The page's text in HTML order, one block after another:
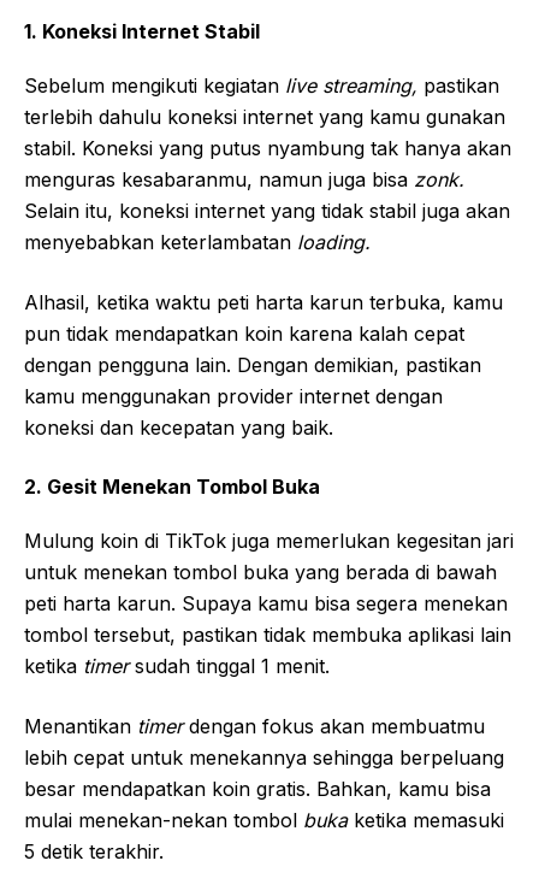
1. Koneksi Internet Stabil
Sebelum mengikuti kegiatan live streaming, pastikan
terlebih dahulu koneksi internet yang kamu gunakan
stabil. Koneksi yang putus nyambung tak hanya akan
menguras kesabaranmu, namun juga bisa zonk.
Selain itu, koneksi internet yang tidak stabil juga akan
menyebabkan keterlambatan loading.
Alhasil, ketika waktu peti harta karun terbuka, kamu
pun tidak mendapatkan koin karena kalah cepat
dengan pengguna lain. Dengan demikian, pastikan
kamu menggunakan provider internet dengan
koneksi dan kecepatan yang baik.
2. Gesit Menekan Tombol Buka
Mulung koin di TikTok juga memerlukan kegesitan jari
untuk menekan tombol buka yang berada di bawah
peti harta karun. Supaya kamu bisa segera menekan
tombol tersebut, pastikan tidak membuka aplikasi lain
ketika timersudah tinggal 1 menit.
Menantikan timerdengan fokus akan membuatmu
lebih cepat untuk menekannya sehingga berpeluang
besar mendapatkan koin gratis. Bahkan, kamu bisa
mulai menekan-nekan tombol buka ketika memasuki
5 detik terakhir.